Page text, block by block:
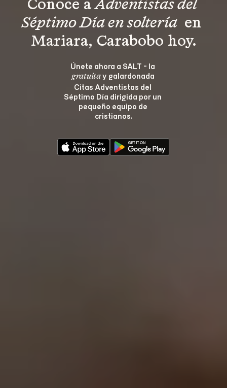
Conoce a Adventistas del
Séptimo Día en soltería en
Mariara, Carabobo hoy.
Únete ahora a SALT - la
gratuita y galardonada
Citas Adventistas del
Séptimo Día dirigida por un
pequeño equipo de
cristianos.